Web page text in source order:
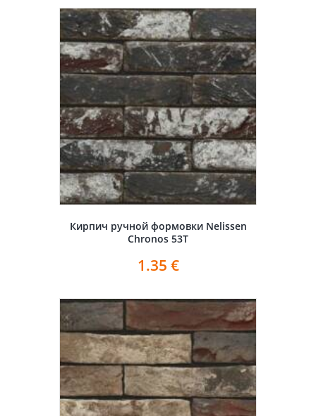
Кирпич ручной формовки Nelissen
Chronos 53T
1.35 €